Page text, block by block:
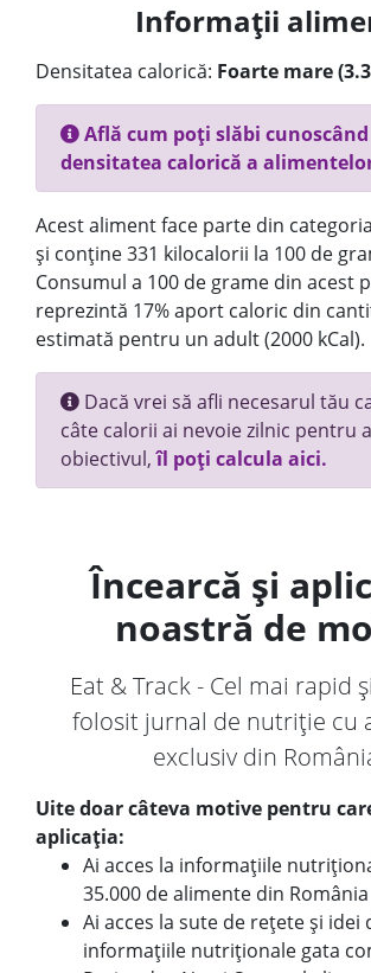
Informații
Densitatea calorică: Foarte mare
Află cum poți slăbi cunoscând
densitatea calorică a
Acest aliment face parte din
și conține 331 kilocalorii la 100 de
Consumul a 100 de grame din acest
reprezintă 17% aport caloric din
estimată pentru un adult (2000 kCal).
Dacă vrei să afli necesarul tău
câte calorii ai nevoie zilnic pentru
obiectivul,îl poți calcula aici.
Încearcă și
noastră de
Eat & Track - Cel mai rapid
folosit jurnal de nutriție cu
exclusiv din
Uite doar câteva motive pentru
aplicația:
Ai acces la informațiile
35.000 de alimente din România
Ai acces la sute de rețete și idei
informațiile nutriționale gata